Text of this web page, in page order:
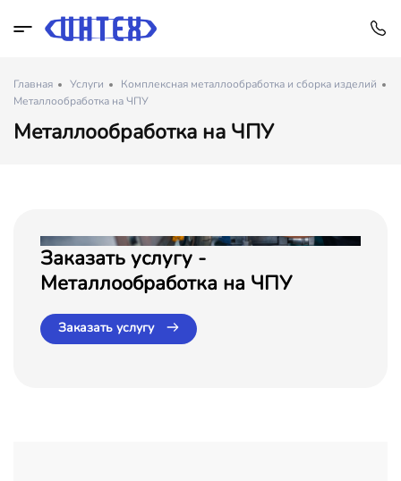
Главная Услуги
Комплексная металлообработка и сборка изделий
Металлообработка на ЧПУ
Металлообработка на ЧПУ
Заказать услугу -
Металлообработка на ЧПУ
Заказать услугу